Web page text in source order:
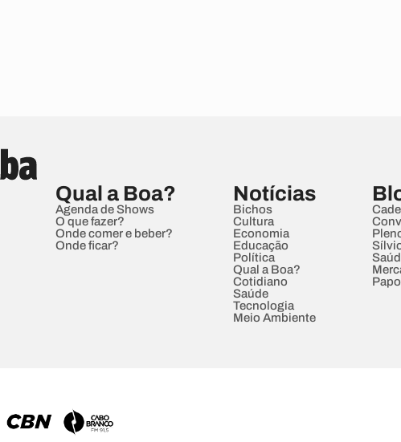
Qual a Boa?
Agenda de Shows
O que fazer?
Onde comer e beber?
Onde ficar?
Notícias
Bichos
Cultura
Economia
Educação
Política
Qual a Boa?
Cotidiano
Saúde
Tecnologia
Meio Ambiente